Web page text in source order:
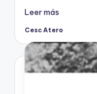
Leer más
Publicado
Cesc Atero